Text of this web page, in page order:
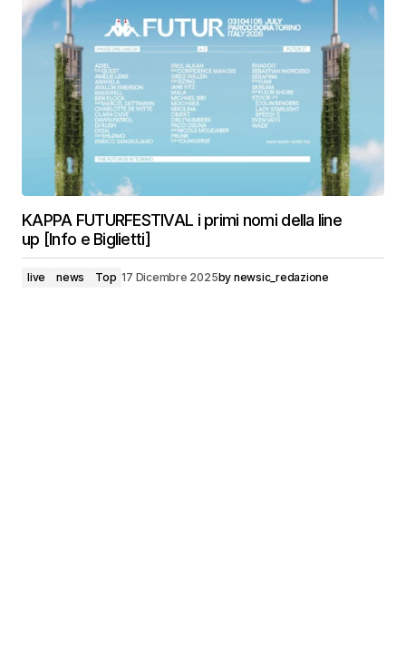
KAPPA FUTURFESTIVAL i primi nomi della line
up [Info e Biglietti]
live news Top 17 Dicembre 2025by newsic_redazione